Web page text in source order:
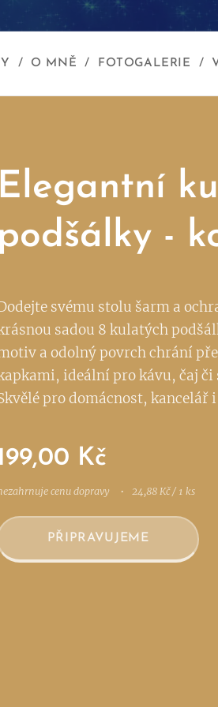
O MNĚ FOTOGALERIE
Elegantní
podšálky -
svému stolu šarm a
sadou 8 kulatých
a odolný povrch chrání
ideální pro kávu, čaj či
pro domácnost, kancelář
Kč
cenu dopravy 24,88 Kč / 1 ks
PŘIPRAVUJEME